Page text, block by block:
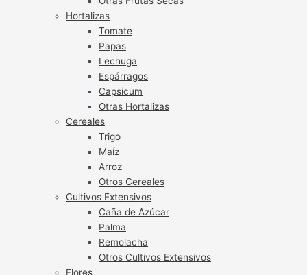
Hortalizas
Tomate
Papas
Lechuga
Espárragos
Capsicum
Otras Hortalizas
Cereales
Trigo
Maíz
Arroz
Otros Cereales
Cultivos Extensivos
Caña de Azúcar
Palma
Remolacha
Otros Cultivos Extensivos
Flores